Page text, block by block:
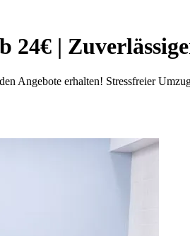
|
Angebote erhalten! Stressfreier